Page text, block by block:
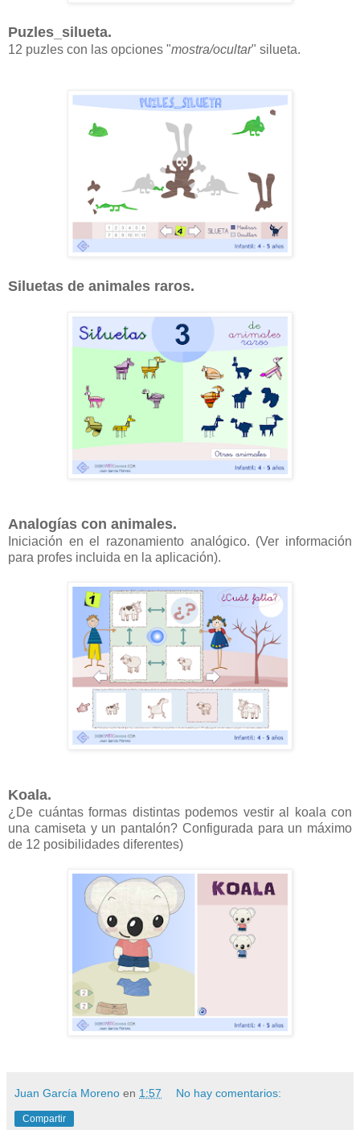
Puzles_silueta.
12 puzles con las opciones "mostra/ocultar" silueta.
Siluetas de animales raros.
Analogías con animales.
Iniciación en el razonamiento analógico. (Ver información
para profes incluida en la aplicación).
Koala.
¿De cuántas formas distintas podemos vestir al koala con
una camiseta y un pantalón? Configurada para un máximo
de 12 posibilidades diferentes)
Juan García Moreno en 1:57 No hay comentarios:
Compartir